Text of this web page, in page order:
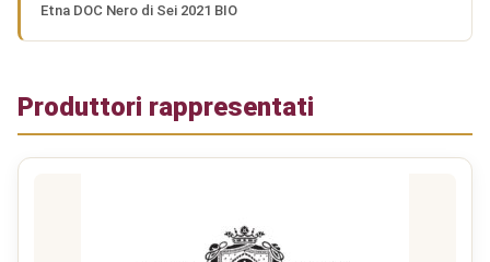
Etna DOC Nero di Sei 2021 BIO
Produttori rappresentati